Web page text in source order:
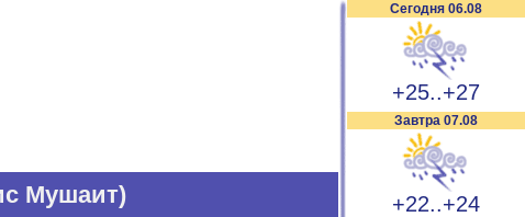
Сегодня 06.08
+25..+27
Завтра 07.08
+22..+24
Мушаит)